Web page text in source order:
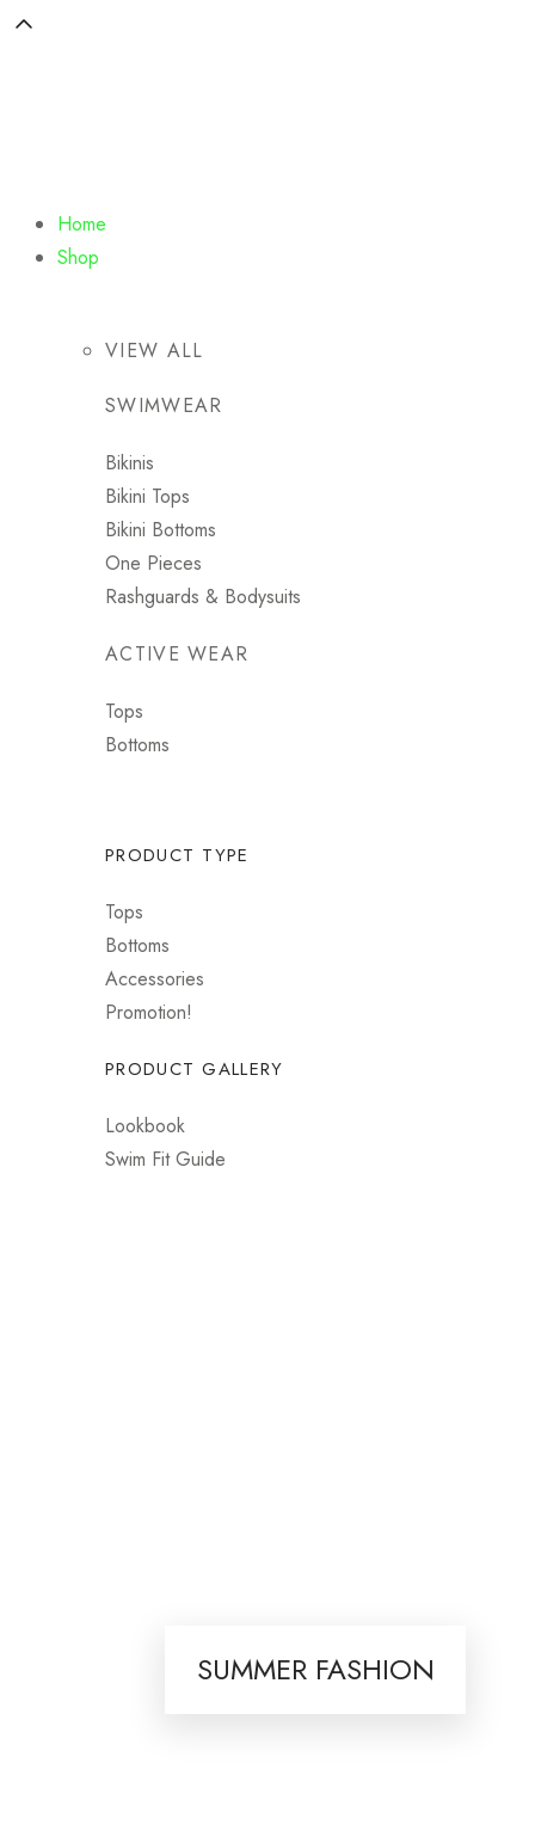
Home
Shop
VIEW ALL
SWIMWEAR
Bikinis
Bikini Tops
Bikini Bottoms
One Pieces
Rashguards & Bodysuits
ACTIVE WEAR
Tops
Bottoms
PRODUCT TYPE
Tops
Bottoms
Accessories
Promotion!
PRODUCT GALLERY
Lookbook
Swim Fit Guide
SUMMER FASHION